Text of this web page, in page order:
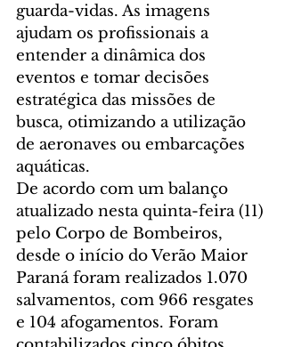
guarda-vidas. As imagens
ajudam os profissionais a
entender a dinâmica dos
eventos e tomar decisões
estratégica das missões de
busca, otimizando a utilização
de aeronaves ou embarcações
aquáticas.
De acordo com um balanço
atualizado nesta quinta-feira (11)
pelo Corpo de Bombeiros,
desde o início do Verão Maior
Paraná foram realizados 1.070
salvamentos, com 966 resgates
e 104 afogamentos. Foram